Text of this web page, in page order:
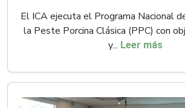
El ICA ejecuta el Programa Nacional
la Peste Porcina Clásica (PPC) con
y... Leer más